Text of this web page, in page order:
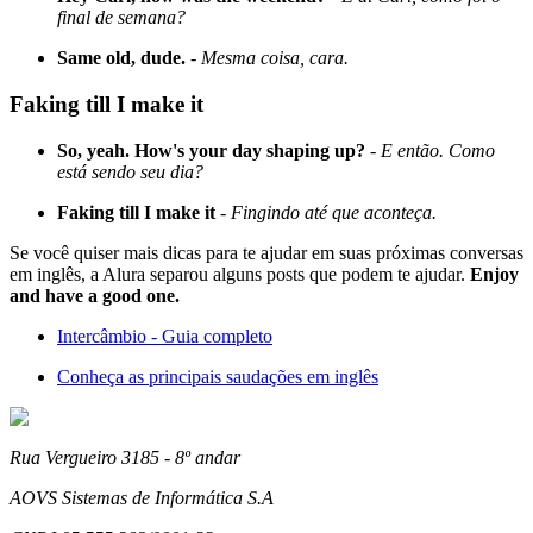
final de semana?
Same old, dude. - Mesma coisa, cara.
Faking till I make it
So, yeah. How's your day shaping up? - E então. Como
está sendo seu dia?
Faking till I make it - Fingindo até que aconteça.
Se você quiser mais dicas para te ajudar em suas próximas conversas
em inglês, a Alura separou alguns posts que podem te ajudar. Enjoy
and have a good one.
Intercâmbio - Guia completo
Conheça as principais saudações em inglês
Rua Vergueiro 3185 - 8º andar
AOVS Sistemas de Informática S.A